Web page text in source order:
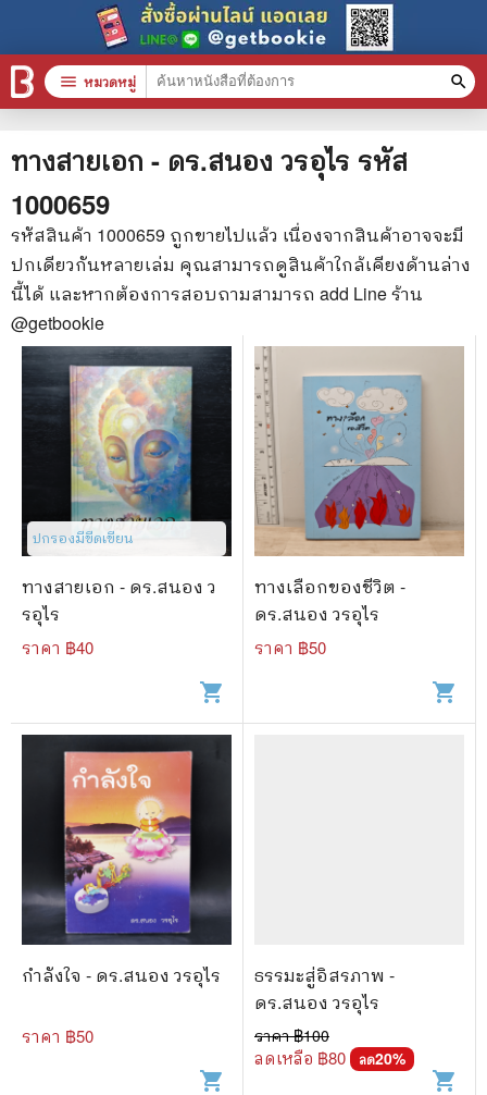
ทางสายเอก - ดร.สนอง วรอุไร รหัส
1000659
รหัสสินค้า 1000659 ถูกขายไปแล้ว เนื่องจากสินค้าอาจจะมี
ปกเดียวกันหลายเล่ม คุณสามารถดูสินค้าใกล้เคียงด้านล่าง
นี้ได้ และหากต้องการสอบถามสามารถ add Line ร้าน
@getbookie
ปกรองมีขีดเขียน
ทางสายเอก - ดร.สนอง ว
รอุไร
ราคา ฿40
shopping_cart
ทางเลือกของชีวิต -
ดร.สนอง วรอุไร
ราคา ฿50
shopping_cart
กำลังใจ - ดร.สนอง วรอุไร
ราคา ฿50
shopping_cart
ธรรมะสู่อิสรภาพ -
ดร.สนอง วรอุไร
ราคา ฿100
ลดเหลือ ฿80 ลด20%
shopping_cart
menu หมวดหมู่ search
หมวดหมู่สินค้า
หนังสือทั้งหมด
stars สินค้าใช้เฉพาะแต้มเท่านั้น
📚 หนังสือทั่วไป
🦄 วรรณกรรม นิยาย เรื่องสั้น
🎓 การศึกษา
😼 หนังสือการ์ตูน
🐲 หนังสือเด็ก
📕 นิตยสาร
🌎 International Books
🎲 Board Game
📅 สินค้าอื่นๆ